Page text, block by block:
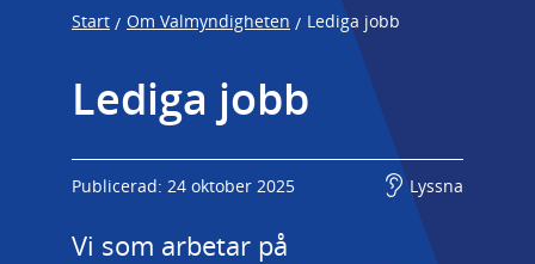
Start / Om Valmyndigheten / Lediga jobb
Lediga jobb
Publicerad: 24 oktober 2025 Lyssna
Vi som arbetar på